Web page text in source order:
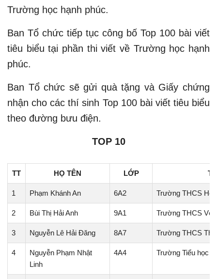
Trường học hạnh phúc.
Ban Tổ chức tiếp tục công bố Top 100 bài viết
tiêu biểu tại phần thi viết về Trường học hạnh
phúc.
Ban Tổ chức sẽ gửi quà tặng và Giấy chứng
nhận cho các thí sinh Top 100 bài viết tiêu biểu
theo đường bưu điện.
TOP 10
TT HỌ TÊN LỚP
1 Phạm Khánh An 6A2 Trường THCS
2 Bùi Thị Hải Anh 9A1 Trường THCS Vệ
3 Nguyễn Lê Hải Đăng 8A7 Trường THCS
4
Nguyễn Phạm Nhật
Linh
4A4 Trường Tiểu học